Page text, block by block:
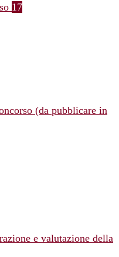
17
(da pubblicare in
e valutazione della